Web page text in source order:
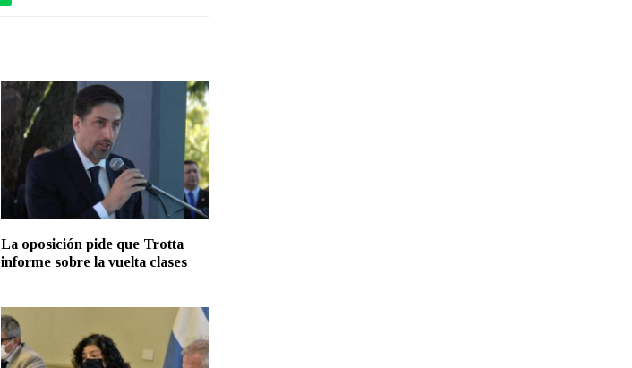
La oposición pide que Trotta
informe sobre la vuelta clases